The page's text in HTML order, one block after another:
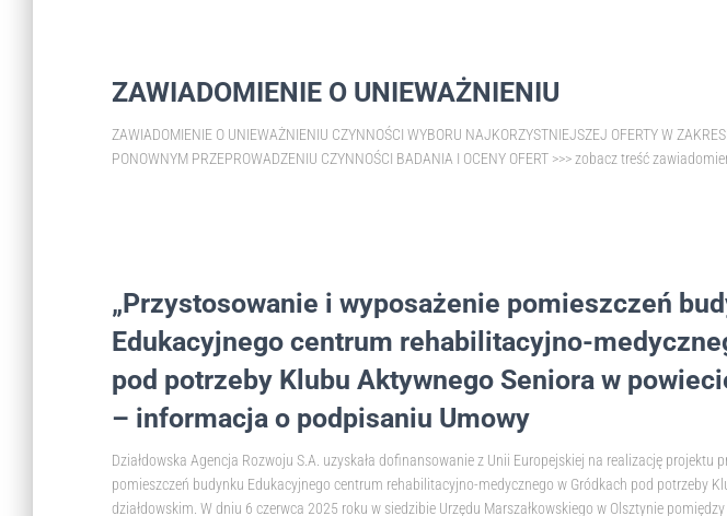
ZAWIADOMIENIE O UNIEWAŻNIENIU
ZAWIADOMIENIE O UNIEWAŻNIENIU CZYNNOŚCI WYBORU NAJKORZYSTNIEJSZEJ OFERTY W
PONOWNYM PRZEPROWADZENIU CZYNNOŚCI BADANIA I OCENY OFERT >>> zobacz treść
„Przystosowanie i wyposażenie pomieszczeń
Edukacyjnego centrum rehabilitacyjno-
pod potrzeby Klubu Aktywnego Seniora w
– informacja o podpisaniu Umowy
Działdowska Agencja Rozwoju S.A. uzyskała dofinansowanie z Unii Europejskiej na realizację projektu
pomieszczeń budynku Edukacyjnego centrum rehabilitacyjno-medycznego w Gródkach pod potrzeby
działdowskim. W dniu 6 czerwca 2025 roku w siedzibie Urzędu Marszałkowskiego w Olsztynie